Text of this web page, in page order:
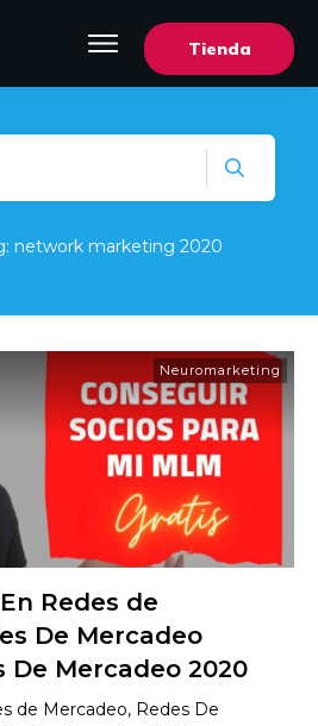
Tienda
network marketing 2020
Neuromarketing
Redes de
De Mercadeo
De Mercadeo 2020
de Mercadeo, Redes De